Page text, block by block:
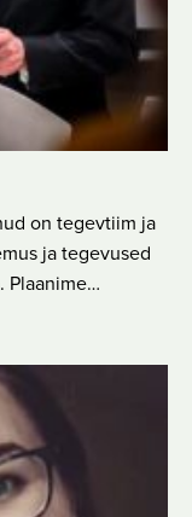
on tegevtiim ja
ja tegevused
Plaanime…